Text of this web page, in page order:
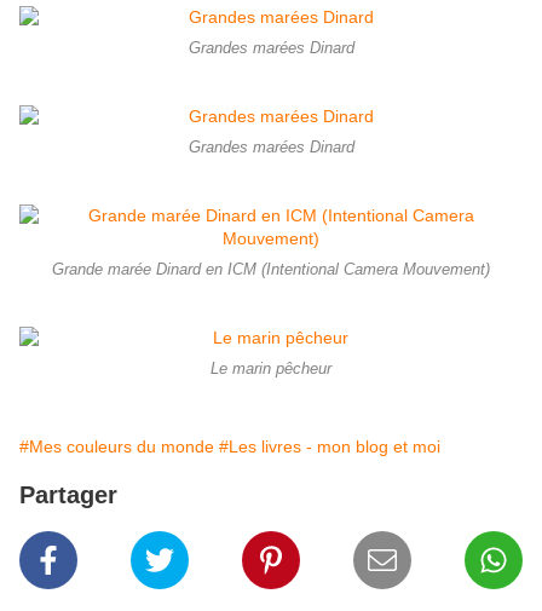
Grandes marées Dinard
Grandes marées Dinard
Grande marée Dinard en ICM (Intentional Camera Mouvement)
Le marin pêcheur
#Mes couleurs du monde #Les livres - mon blog et moi
Partager